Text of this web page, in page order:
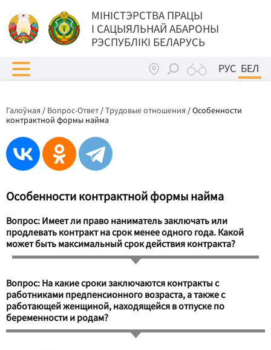
МIНIСТЭРСТВА ПРАЦЫ
I САЦЫЯЛЬНАЙ АБАРОНЫ
РЭСПУБЛІКІ БЕЛАРУСЬ
РУС БЕЛ
Галоўная / Вопрос-Ответ /Трудовые отношения /Особенности
контрактной формы найма
Особенности контрактной формы найма
Вопрос: Имеет ли право наниматель заключать или
продлевать контракт на срок менее одного года. Какой
может быть максимальный срок действия контракта?
Вопрос: На какие сроки заключаются контракты с
работниками предпенсионного возраста, а также с
работающей женщиной, находящейся в отпуске по
беременности и родам?